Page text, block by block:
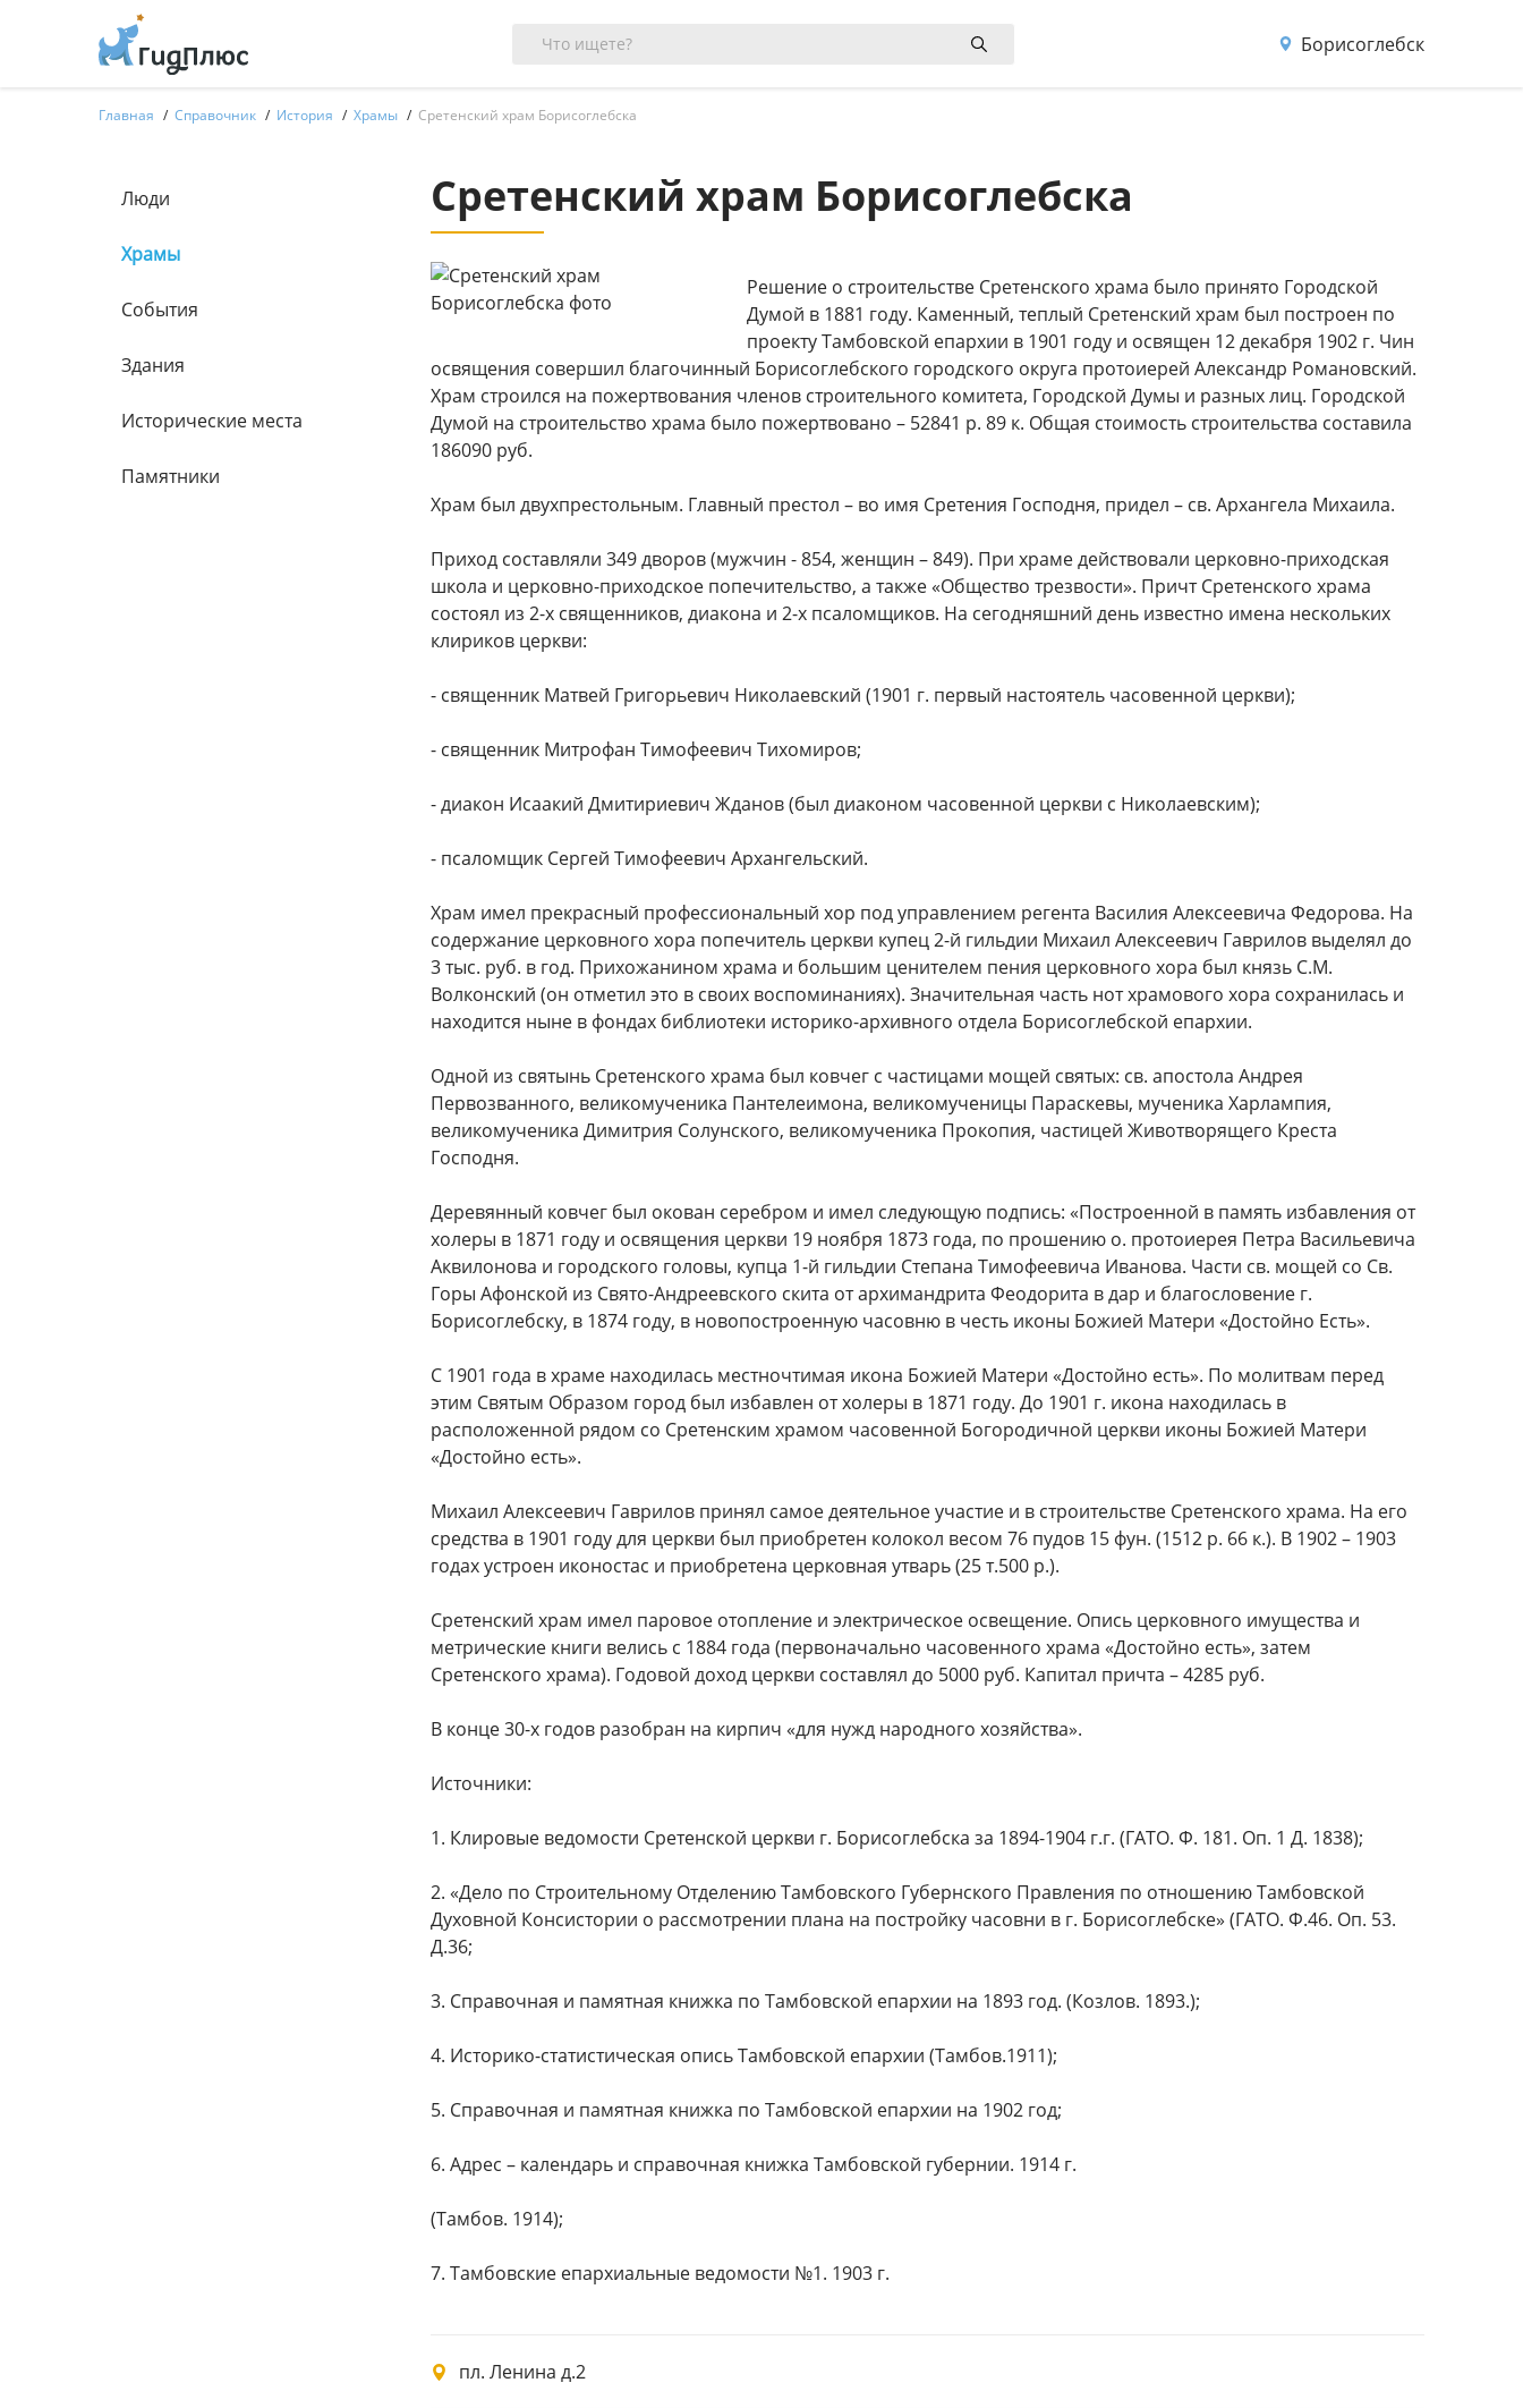
Борисоглебск
Главная Справочник История Храмы Сретенский храм Борисоглебска
Люди
Храмы
События
Здания
Исторические места
Памятники
Сретенский храм Борисоглебска
Решение о строительстве Сретенского храма было принято Городской
Думой в 1881 году. Каменный, теплый Сретенский храм был построен по
проекту Тамбовской епархии в 1901 году и освящен 12 декабря 1902 г. Чин
освящения совершил благочинный Борисоглебского городского округа протоиерей Александр Романовский.
Храм строился на пожертвования членов строительного комитета, Городской Думы и разных лиц. Городской
Думой на строительство храма было пожертвовано – 52841 р. 89 к. Общая стоимость строительства составила
186090 руб.
Храм был двухпрестольным. Главный престол – во имя Сретения Господня, придел – св. Архангела Михаила.
Приход составляли 349 дворов (мужчин - 854, женщин – 849). При храме действовали церковно-приходская
школа и церковно-приходское попечительство, а также «Общество трезвости». Причт Сретенского храма
состоял из 2-х священников, диакона и 2-х псаломщиков. На сегодняшний день известно имена нескольких
клириков церкви:
- священник Матвей Григорьевич Николаевский (1901 г. первый настоятель часовенной церкви);
- священник Митрофан Тимофеевич Тихомиров;
- диакон Исаакий Дмитириевич Жданов (был диаконом часовенной церкви с Николаевским);
- псаломщик Сергей Тимофеевич Архангельский.
Храм имел прекрасный профессиональный хор под управлением регента Василия Алексеевича Федорова. На
содержание церковного хора попечитель церкви купец 2-й гильдии Михаил Алексеевич Гаврилов выделял до
3 тыс. руб. в год. Прихожанином храма и большим ценителем пения церковного хора был князь С.М.
Волконский (он отметил это в своих воспоминаниях). Значительная часть нот храмового хора сохранилась и
находится ныне в фондах библиотеки историко-архивного отдела Борисоглебской епархии.
Одной из святынь Сретенского храма был ковчег с частицами мощей святых: св. апостола Андрея
Первозванного, великомученика Пантелеимона, великомученицы Параскевы, мученика Харлампия,
великомученика Димитрия Солунского, великомученика Прокопия, частицей Животворящего Креста
Господня.
Деревянный ковчег был окован серебром и имел следующую подпись: «Построенной в память избавления от
холеры в 1871 году и освящения церкви 19 ноября 1873 года, по прошению о. протоиерея Петра Васильевича
Аквилонова и городского головы, купца 1-й гильдии Степана Тимофеевича Иванова. Части св. мощей со Св.
Горы Афонской из Свято-Андреевского скита от архимандрита Феодорита в дар и благословение г.
Борисоглебску, в 1874 году, в новопостроенную часовню в честь иконы Божией Матери «Достойно Есть».
С 1901 года в храме находилась местночтимая икона Божией Матери «Достойно есть». По молитвам перед
этим Святым Образом город был избавлен от холеры в 1871 году. До 1901 г. икона находилась в
расположенной рядом со Сретенским храмом часовенной Богородичной церкви иконы Божией Матери
«Достойно есть».
Михаил Алексеевич Гаврилов принял самое деятельное участие и в строительстве Сретенского храма. На его
средства в 1901 году для церкви был приобретен колокол весом 76 пудов 15 фун. (1512 р. 66 к.). В 1902 – 1903
годах устроен иконостас и приобретена церковная утварь (25 т.500 р.).
Сретенский храм имел паровое отопление и электрическое освещение. Опись церковного имущества и
метрические книги велись с 1884 года (первоначально часовенного храма «Достойно есть», затем
Сретенского храма). Годовой доход церкви составлял до 5000 руб. Капитал причта – 4285 руб.
В конце 30-х годов разобран на кирпич «для нужд народного хозяйства».
Источники:
1.​ Клировые ведомости Сретенской церкви г. Борисоглебска за 1894-1904 г.г. (ГАТО. Ф. 181. Оп. 1 Д. 1838);
2.​ «Дело по Строительному Отделению Тамбовского Губернского Правления по отношению Тамбовской
Духовной Консистории о рассмотрении плана на постройку часовни в г. Борисоглебске» (ГАТО. Ф.46. Оп. 53.
Д.36;
3.​ Справочная и памятная книжка по Тамбовской епархии на 1893 год. (Козлов. 1893.);
4.​ Историко-статистическая опись Тамбовской епархии (Тамбов.1911);
5.​ Справочная и памятная книжка по Тамбовской епархии на 1902 год;
6.​ Адрес – календарь и справочная книжка Тамбовской губернии. 1914 г.
(Тамбов. 1914);
7.​ Тамбовские епархиальные ведомости №1. 1903 г.
пл. Ленина д.2